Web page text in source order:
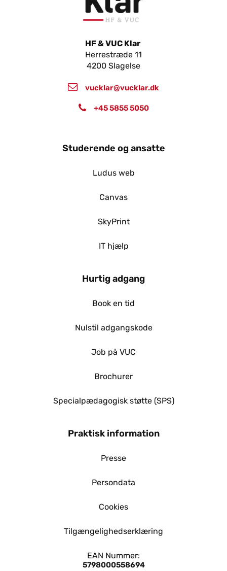
HF & VUC Klar
Herrestræde 11
4200 Slagelse
vucklar@vucklar.dk
+45 5855 5050
Studerende og ansatte
Ludus web
Canvas
SkyPrint
IT hjælp
Hurtig adgang
Book en tid
Nulstil adgangskode
Job på VUC
Brochurer
Specialpædagogisk støtte (SPS)
Praktisk information
Presse
Persondata
Cookies
Tilgængelighedserklæring
EAN Nummer:
5798000558694